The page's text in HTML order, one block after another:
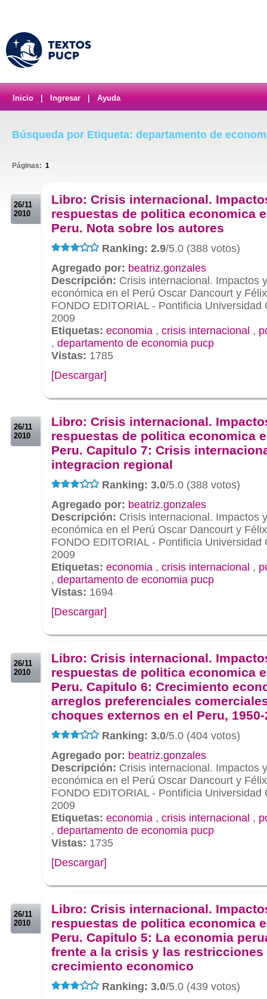
Inicio Ingresar Ayuda
Búsqueda por Etiqueta: departamento de
Páginas: 1
26/11
2010
Libro: Crisis internacional.
respuestas de politica economica
Peru. Nota sobre los autores
Ranking: 2.9/5.0 (388 votos)
Agregado por: beatriz.gonzales
Descripción: Crisis internacional. Impactos
económica en el Perú Oscar Dancourt y
FONDO EDITORIAL - Pontificia Universidad
2009
Etiquetas: economia , crisis internacional ,
, departamento de economia pucp
Vistas: 1785
[Descargar]
26/11
2010
Libro: Crisis internacional.
respuestas de politica economica
Peru. Capitulo 7: Crisis
integracion regional
Ranking: 3.0/5.0 (388 votos)
Agregado por: beatriz.gonzales
Descripción: Crisis internacional. Impactos
económica en el Perú Oscar Dancourt y
FONDO EDITORIAL - Pontificia Universidad
2009
Etiquetas: economia , crisis internacional ,
, departamento de economia pucp
Vistas: 1694
[Descargar]
26/11
2010
Libro: Crisis internacional.
respuestas de politica economica
Peru. Capitulo 6: Crecimiento
arreglos preferenciales
choques externos en el Peru, 1950-
Ranking: 3.0/5.0 (404 votos)
Agregado por: beatriz.gonzales
Descripción: Crisis internacional. Impactos
económica en el Perú Oscar Dancourt y
FONDO EDITORIAL - Pontificia Universidad
2009
Etiquetas: economia , crisis internacional ,
, departamento de economia pucp
Vistas: 1735
[Descargar]
26/11
2010
Libro: Crisis internacional.
respuestas de politica economica
Peru. Capitulo 5: La economia
frente a la crisis y las restricciones
crecimiento economico
Ranking: 3.0/5.0 (439 votos)